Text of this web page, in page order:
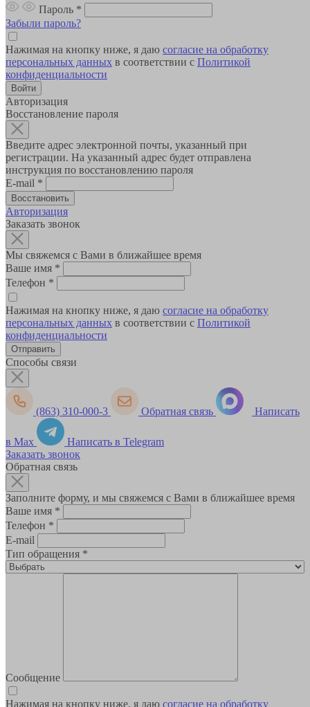
Пароль *
Забыли пароль?
Нажимая на кнопку ниже, я даю согласие на обработку
персональных данных в соответствии с Политикой
конфиденциальности
Авторизация
Восстановление пароля
Введите адрес электронной почты, указанный при
регистрации. На указанный адрес будет отправлена
инструкция по восстановлению пароля
E-mail *
Авторизация
Заказать звонок
Мы свяжемся с Вами в ближайшее время
Ваше имя *
Телефон *
Нажимая на кнопку ниже, я даю согласие на обработку
персональных данных в соответствии с Политикой
конфиденциальности
Способы связи
(863) 310-000-3 Обратная связь Написать
в Max
Написать в Telegram
Заказать звонок
Обратная связь
Заполните форму, и мы свяжемся с Вами в ближайшее время
Ваше имя *
Телефон *
E-mail
Тип обращения *
Сообщение
Нажимая на кнопку ниже, я даю согласие на обработку